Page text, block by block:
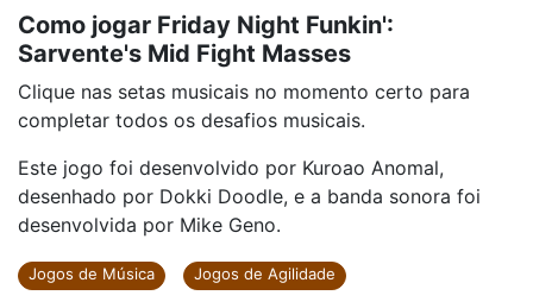
Como jogar Friday Night Funkin':
Sarvente's Mid Fight Masses
Clique nas setas musicais no momento certo para
completar todos os desafios musicais.
Este jogo foi desenvolvido por Kuroao Anomal,
desenhado por Dokki Doodle, e a banda sonora foi
desenvolvida por Mike Geno.
Jogos de Música Jogos de Agilidade